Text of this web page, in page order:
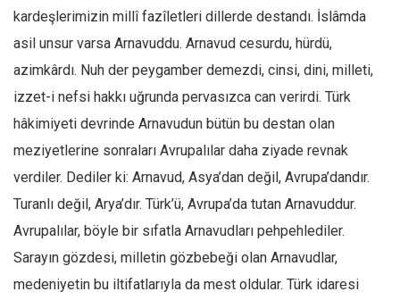
kardeşlerimizin millî fazîletleri dillerde destandı. İslâmda
asil unsur varsa Arnavuddu. Arnavud cesurdu, hürdü,
azimkârdı. Nuh der peygamber demezdi, cinsi, dini, milleti,
izzet-i nefsi hakkı uğrunda pervasızca can verirdi. Türk
hâkimiyeti devrinde Arnavudun bütün bu destan olan
meziyetlerine sonraları Avrupalılar daha ziyade revnak
verdiler. Dediler ki: Arnavud, Asya’dan değil, Avrupa’dandır.
Turanlı değil, Arya’dır. Türk’ü, Avrupa’da tutan Arnavuddur.
Avrupalılar, böyle bir sıfatla Arnavudları pehpehlediler.
Sarayın gözdesi, milletin gözbebeği olan Arnavudlar,
medeniyetin bu iltifatlarıyla da mest oldular. Türk idaresi